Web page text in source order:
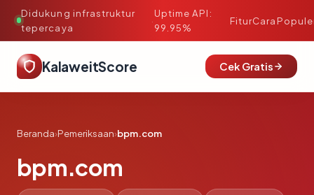
Didukung infrastruktur
tepercaya
·
Uptime API:
99.95%
FiturCara
KalaweitScore Cek Gratis
Beranda›Pemeriksaan›bpm.com
bpm.com